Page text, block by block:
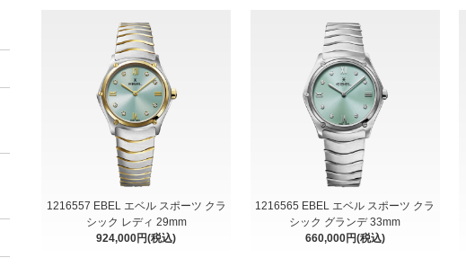
1216557 EBEL エベル スポーツ クラ
シック レディ 29mm
924,000円(税込)
1216565 EBEL エベル スポーツ クラ
シック グランデ 33mm
660,000円(税込)